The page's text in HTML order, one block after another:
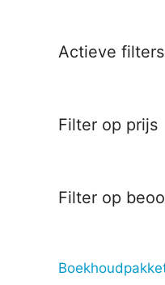
Actieve filters
Filter op prijs
Filter op